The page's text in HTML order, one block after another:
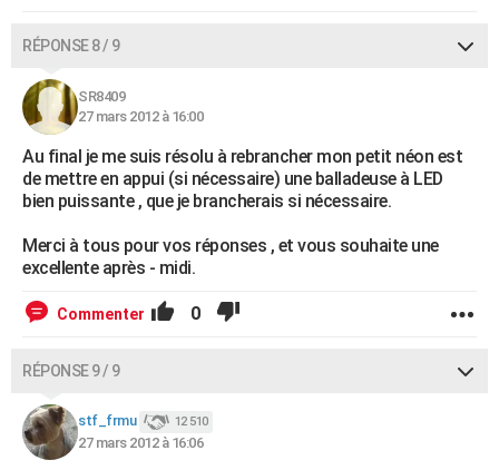
RÉPONSE 8 / 9
SR8409
27 mars 2012 à 16:00
Au final je me suis résolu à rebrancher mon petit néon est
de mettre en appui (si nécessaire) une balladeuse à LED
bien puissante , que je brancherais si nécessaire.
Merci à tous pour vos réponses , et vous souhaite une
excellente après - midi.
Commenter 0
RÉPONSE 9 / 9
stf_frmu 12 510
27 mars 2012 à 16:06